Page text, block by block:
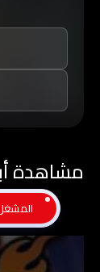
مشاهدة أبطال
المشغل